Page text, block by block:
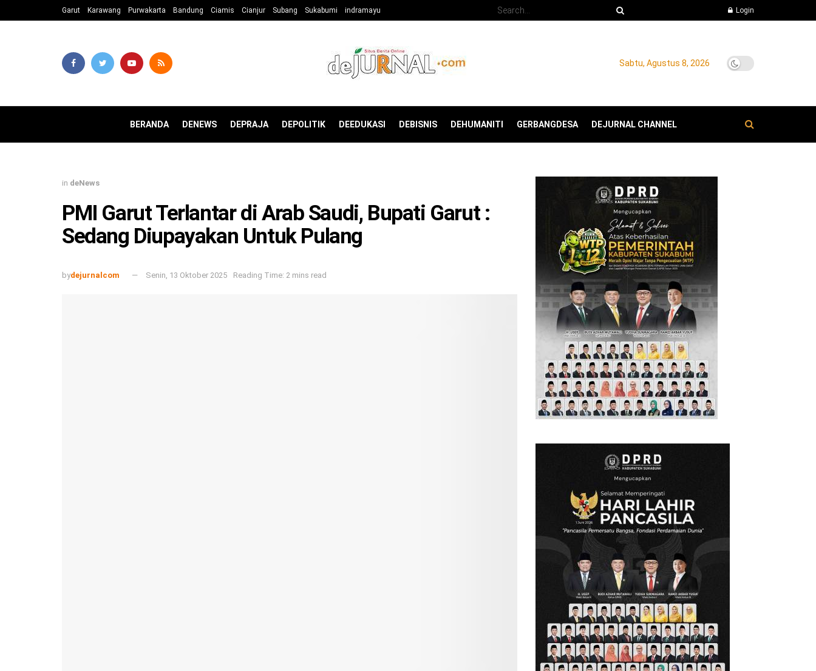
Garut Karawang Purwakarta Bandung Ciamis Cianjur Subang Sukabumi indramayu Login
Sabtu, Agustus 8, 2026
BERANDA DENEWS DEPRAJA DEPOLITIK DEEDUKASI DEBISNIS DEHUMANITI GERBANGDESA DEJURNAL CHANNEL
in deNews
PMI Garut Terlantar di Arab Saudi, Bupati Garut :
Sedang Diupayakan Untuk Pulang
bydejurnalcom Senin, 13 Oktober 2025 Reading Time: 2 mins read